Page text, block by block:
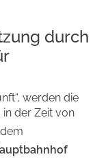
durch
werden die
in der Zeit von